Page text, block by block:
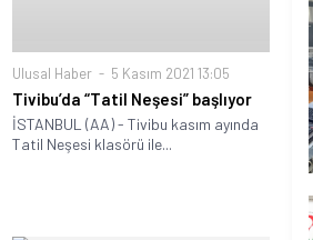
Ulusal Haber 5 Kasım 2021 13:05
Tivibu’da “Tatil Neşesi” başlıyor
İSTANBUL (AA) - Tivibu kasım ayında
Tatil Neşesi klasörü ile...